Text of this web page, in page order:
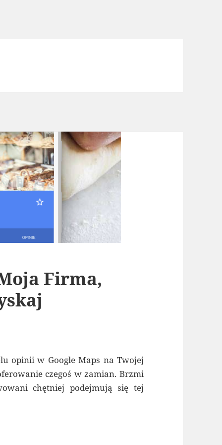
Firma,
opinii w Google Maps na Twojej
czegoś w zamian. Brzmi
chętniej podejmują się tej
zdobywaj opinie i zyskaj wiarygodność